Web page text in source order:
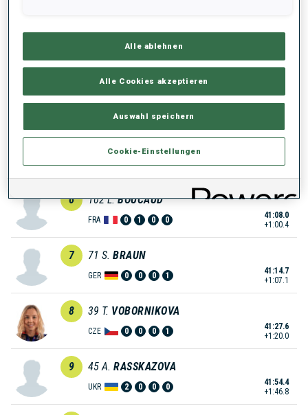
3 86 B. TRABUCCHI
+23.5
VINKLARKOVA
41:05.1
RUS 0 1 0 0
6 102 L. BOUCAUD
FRA 0 1 0 0
41:08.0
+1:00.4
7 71 S. BRAUN
GER 0 0 0 1
41:14.7
+1:07.1
8 39 T. VOBORNIKOVA
CZE 0 0 0 1
41:27.6
+1:20.0
9 45 A. RASSKAZOVA
UKR 2 0 0 0
41:54.4
+1:46.8
Alle ablehnen
Alle Cookies akzeptieren
Auswahl speichern
Cookie-Einstellungen